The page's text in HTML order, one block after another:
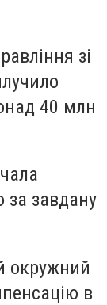
зі
40 млн
за завдану
окружний
в